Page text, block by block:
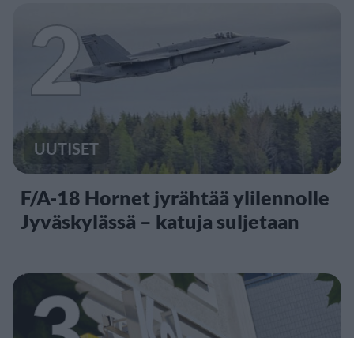
2
UUTISET
F/A-18 Hornet jyrähtää ylilennolle
Jyväskylässä – katuja suljetaan